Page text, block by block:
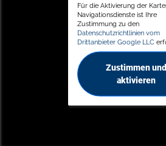
Für die Aktivierung der
Navigationsdienste ist Ihre
Zustimmung zu den
Datenschutzrichtlinien vom
Drittanbieter Google LLC
Zustimmen und
aktivieren